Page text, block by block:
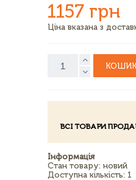
1157 грн
Ціна вказана з
ВСІ ТОВАРИ
Інформація
Стан товару: новий
Доступна кількість: 1